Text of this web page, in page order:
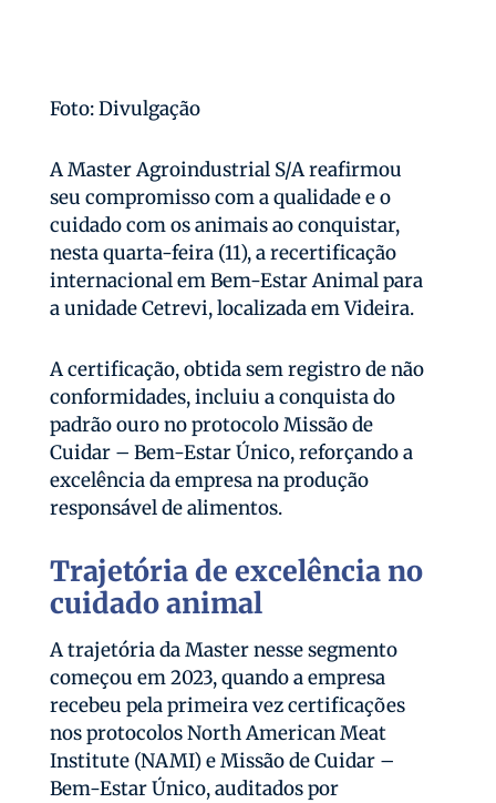
Foto: Divulgação
A Master Agroindustrial S/A reafirmou
seu compromisso com a qualidade e o
cuidado com os animais ao conquistar,
nesta quarta-feira (11), a recertificação
internacional em Bem-Estar Animal para
a unidade Cetrevi, localizada em Videira.
A certificação, obtida sem registro de não
conformidades, incluiu a conquista do
padrão ouro no protocolo Missão de
Cuidar – Bem-Estar Único, reforçando a
excelência da empresa na produção
responsável de alimentos.
Trajetória de excelência no
cuidado animal
A trajetória da Master nesse segmento
começou em 2023, quando a empresa
recebeu pela primeira vez certificações
nos protocolos North American Meat
Institute (NAMI) e Missão de Cuidar –
Bem-Estar Único, auditados por